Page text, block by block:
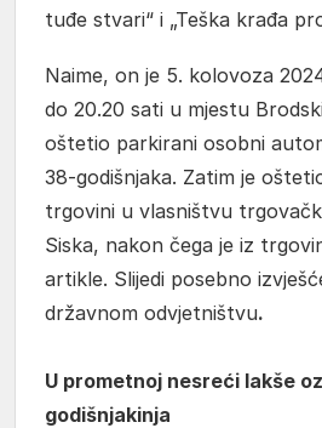
tuđe stvari“ i „Teška krađa
Naime, on je 5. kolovoza
do 20.20 sati u mjestu
oštetio parkirani osobni
38-godišnjaka. Zatim je
trgovini u vlasništvu
Siska, nakon čega je iz
artikle. Slijedi posebno
državnom odvjetništvu.
U prometnoj nesreći lakše
godišnjakinja